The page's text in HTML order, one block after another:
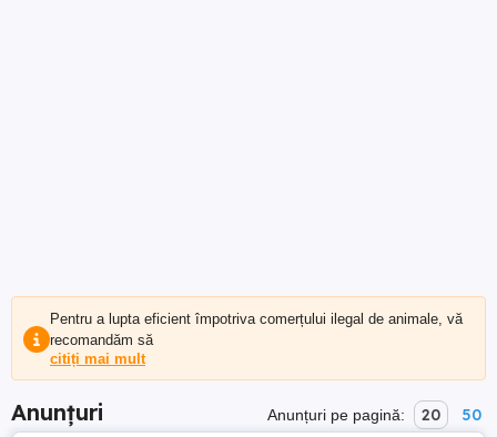
Pentru a lupta eficient împotriva comerțului ilegal de animale, vă
recomandăm să
citiți mai mult
Anunțuri Anunțuri pe pagină: 20 50